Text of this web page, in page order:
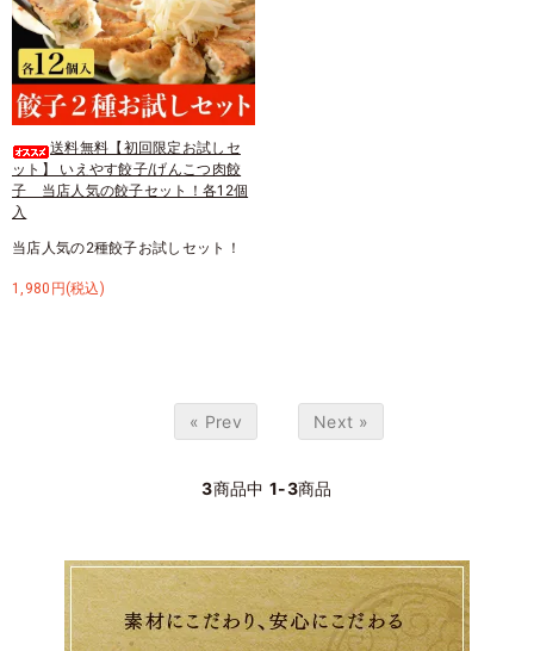
送料無料【初回限定お試しセ
ット】 いえやす餃子/げんこつ肉餃
子 当店人気の餃子セット！各12個
入
当店人気の2種餃子お試しセット！
1,980円(税込)
« Prev Next »
3商品中 1-3商品